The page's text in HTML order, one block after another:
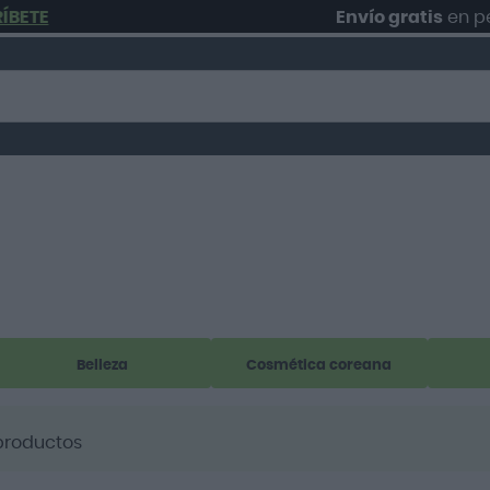
Envío gratisen
Belleza Cosmética coreana